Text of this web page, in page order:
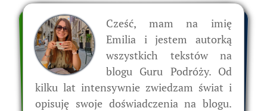
Cześć, mam na imię
Emilia i jestem autorką
wszystkich tekstów na
blogu Guru Podróży. Od
kilku lat intensywnie zwiedzam świat i
opisuję swoje doświadczenia na blogu.